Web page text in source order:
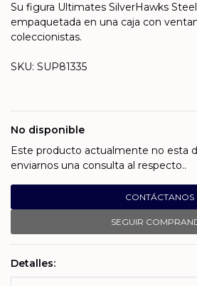
Su figura Ultimates SilverHawks
empaquetada en una caja con
coleccionistas.
SKU: SUP81335
No disponible
Este producto actualmente no esta
enviarnos una consulta al respecto..
CONTÁCTANOS
SEGUIR
Detalles: